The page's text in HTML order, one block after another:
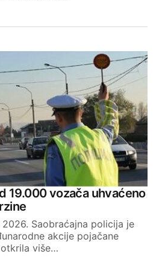
19.000 vozača uhvaćeno
2026. Saobraćajna policija je
akcije pojačane
više…